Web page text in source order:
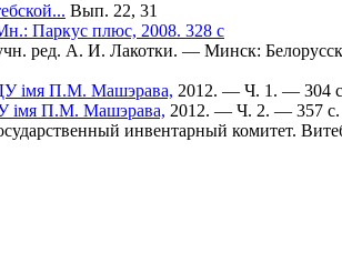
Вып. 22, 31
Паркус плюс, 2008. 328 с
ред. А. И. Лакотки. — Минск:
імя П.М. Машэрава, 2012. — Ч. 1. — 304
імя П.М. Машэрава, 2012. — Ч. 2. — 357 с.
инвентарный комитет.